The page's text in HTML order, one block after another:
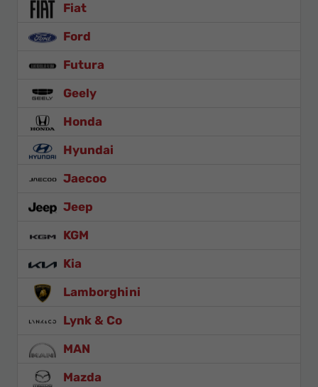
Fiat
Ford
Futura
Geely
Honda
Hyundai
Jaecoo
Jeep
KGM
Kia
Lamborghini
Lynk & Co
MAN
Mazda